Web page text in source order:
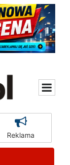
Reklama